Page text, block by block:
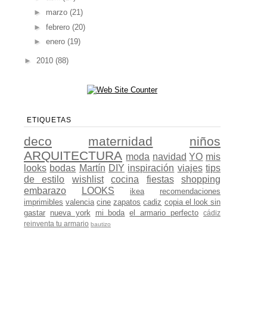
► marzo (21)
► febrero (20)
► enero (19)
► 2010 (88)
ETIQUETAS
deco maternidad
niños
ARQUITECTURA moda navidad YO mis
looks bodas Martín DIY inspiración viajes tips
de estilo
wishlist cocina fiestas
shopping
embarazo
LOOKS ikea
recomendaciones
imprimibles valencia cine zapatos cadiz copia el look sin
gastar nueva york mi boda el armario perfecto
cádiz
reinventa tu armario bautizo